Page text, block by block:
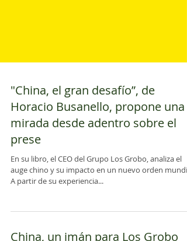
"China, el gran desafío”, de
Horacio Busanello, propone una
mirada desde adentro sobre el
prese
En su libro, el CEO del Grupo Los Grobo, analiza el
A partir de su experiencia...